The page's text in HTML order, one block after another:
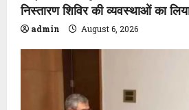
निस्तारण शिविर की व्यवस्थाओं का
admin August 6, 2026